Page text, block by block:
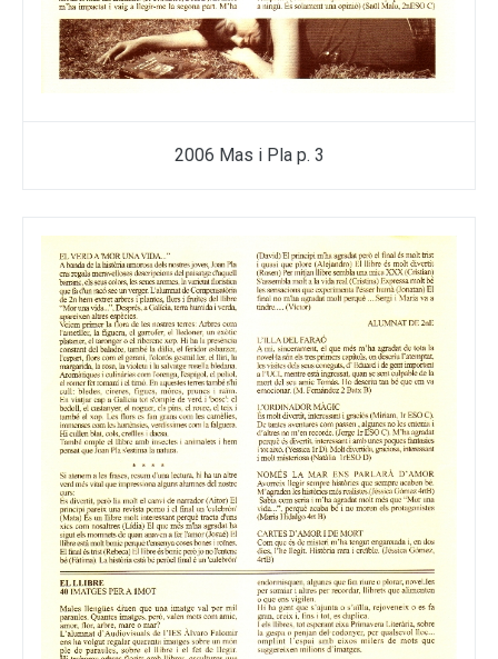
2006 Mas i Pla p. 3